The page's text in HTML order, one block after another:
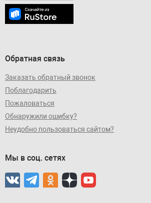
Обратная связь
Заказать обратный звонок
Поблагодарить
Пожаловаться
Обнаружили ошибку?
Неудобно пользоваться сайтом?
Мы в соц. сетях